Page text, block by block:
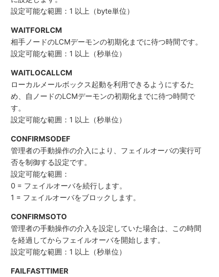
設定可能な範囲：1 以上（byte単位）
WAITFORLCM
相手ノードのLCMデーモンの初期化までに待つ時間です。
設定可能な範囲：1 以上（秒単位）
WAITLOCALLCM
ローカルメールボックス起動を利用できるようにするた
め、自ノードのLCMデーモンの初期化までに待つ時間で
す。
設定可能な範囲：1 以上（秒単位）
CONFIRMSODEF
管理者の手動操作の介入により、フェイルオーバの実行可
否を制御する設定です。
設定可能な範囲：
0 = フェイルオーバを続行します。
1 = フェイルオーバをブロックします。
CONFIRMSOTO
管理者の手動操作の介入を設定していた場合は、この時間
を経過してからフェイルオーバを開始します。
設定可能な範囲：1 以上（秒単位）
FAILFASTTIMER